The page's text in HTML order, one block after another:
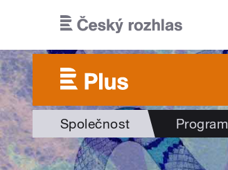
Společnost Program